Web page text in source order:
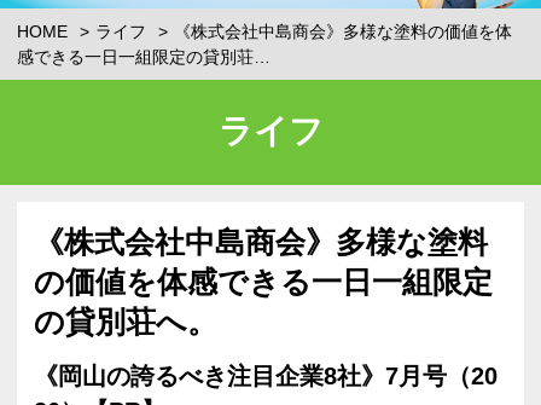
HOME ライフ
《株式会社中島商会》多様な塗料の価値を体
感できる一日一組限定の貸別荘…
ライフ
《株式会社中島商会》多様な塗料
の価値を体感できる一日一組限定
の貸別荘へ。
《岡山の誇るべき注目企業8社》7月号（20